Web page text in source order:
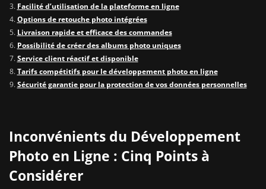
Facilité d’utilisation de la plateforme en ligne
Options de retouche photo intégrées
Livraison rapide et efficace des commandes
Possibilité de créer des albums photo uniques
Service client réactif et disponible
Tarifs compétitifs pour le développement photo en ligne
Sécurité garantie pour la protection de vos données personnelles
Inconvénients du Développement
Photo en Ligne : Cinq Points à
Considérer